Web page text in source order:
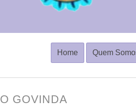
Home Quem
GOVINDA